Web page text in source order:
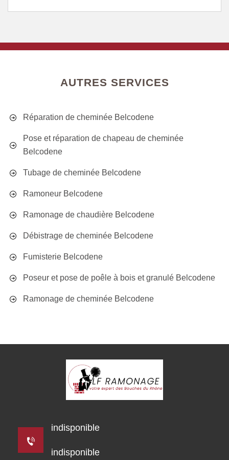
AUTRES SERVICES
Réparation de cheminée Belcodene
Pose et réparation de chapeau de cheminée
Belcodene
Tubage de cheminée Belcodene
Ramoneur Belcodene
Ramonage de chaudière Belcodene
Débistrage de cheminée Belcodene
Fumisterie Belcodene
Poseur et pose de poêle à bois et granulé Belcodene
Ramonage de cheminée Belcodene
indisponible
indisponible